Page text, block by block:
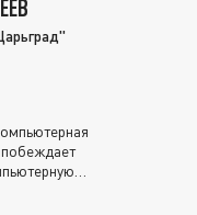
побеждает